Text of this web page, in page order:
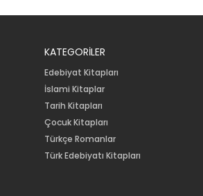
KATEGORİLER
Edebiyat Kitapları
İslami Kitaplar
Tarih Kitapları
Çocuk Kitapları
Türkçe Romanlar
Türk Edebiyatı Kitapları